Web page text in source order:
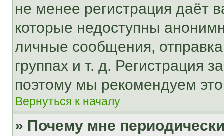
не менее регистрация даёт
которые недоступны
личные сообщения,
группах и т. д. Регистрация
поэтому мы рекомендуем
Вернуться к началу
» Почему мне